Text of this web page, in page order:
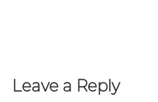
Leave a Reply